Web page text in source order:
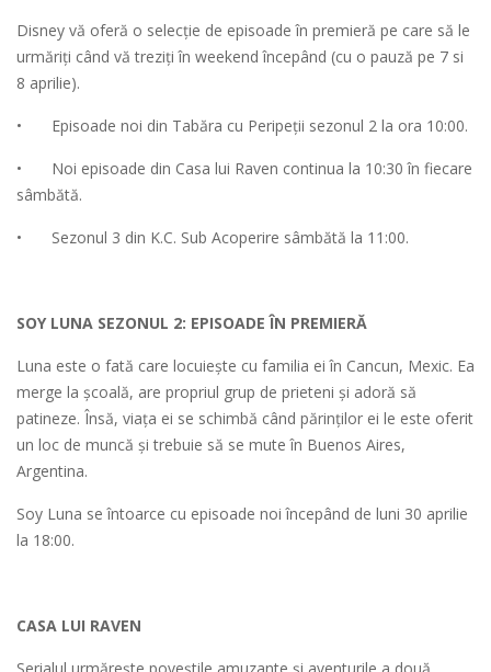
Disney vă oferă o selecție de episoade în premieră pe care să le
urmăriți când vă treziți în weekend începând (cu o pauză pe 7 si
8 aprilie).
• Episoade noi din Tabăra cu Peripeții sezonul 2 la ora 10:00.
•
Noi episoade din Casa lui Raven continua la 10:30 în fiecare
sâmbătă.
• Sezonul 3 din K.C. Sub Acoperire sâmbătă la 11:00.
SOY LUNA SEZONUL 2: EPISOADE ÎN PREMIERĂ
Luna este o fată care locuiește cu familia ei în Cancun, Mexic. Ea
merge la școală, are propriul grup de prieteni și adoră să
patineze. Însă, viața ei se schimbă când părinților ei le este oferit
un loc de muncă și trebuie să se mute în Buenos Aires,
Argentina.
Soy Luna se întoarce cu episoade noi începând de luni 30 aprilie
la 18:00.
CASA LUI RAVEN